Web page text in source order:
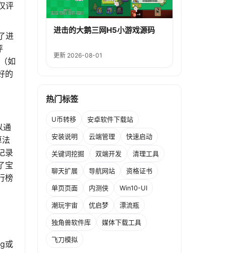
评
进
如
的
通
录
宝
榜
或
进击的大鹅三网H5小游戏源码
更新 2026-08-01
热门标签
U币转移 安卓软件下载站
安装说明 云端管理 快速启动
关键词挖掘 双端开发 清理工具
聊天扩展 导航网站 资格证书
单页页面 内测侠 Win10-UI
潮玩宇宙 优启梦 漂流瓶
独角兽软件库 媒体下载工具
飞刀模拟